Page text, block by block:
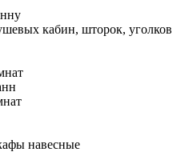
кабин, шторок, уголков
навесные